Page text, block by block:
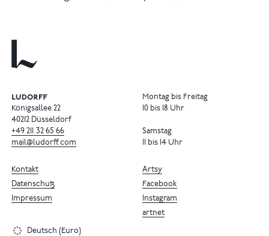
Königsallee 22
40212 Düsseldorf
+49 211 32 65 66
mail@ludorff.com
Montag bis Freitag
10 bis 18 Uhr
Samstag
11 bis 14 Uhr
Artsy
Facebook
Instagram
artnet
Kontakt
Datenschutz
Impressum
Deutsch (Euro)